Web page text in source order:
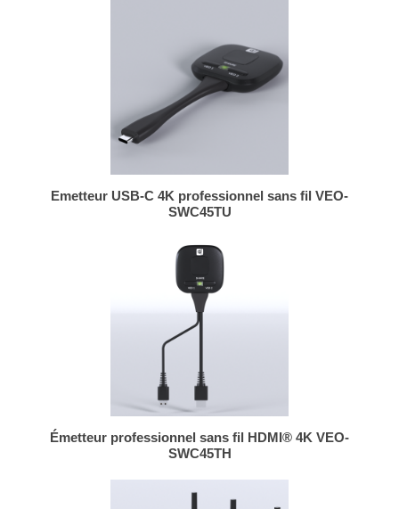
Emetteur USB-C 4K professionnel sans fil VEO-
SWC45TU
Émetteur professionnel sans fil HDMI® 4K VEO-
SWC45TH